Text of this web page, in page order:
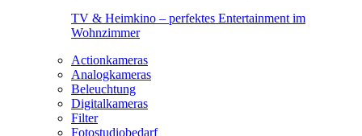
TV & Heimkino – perfektes Entertainment im
Wohnzimmer
Actionkameras
Analogkameras
Beleuchtung
Digitalkameras
Filter
Fotostudiobedarf